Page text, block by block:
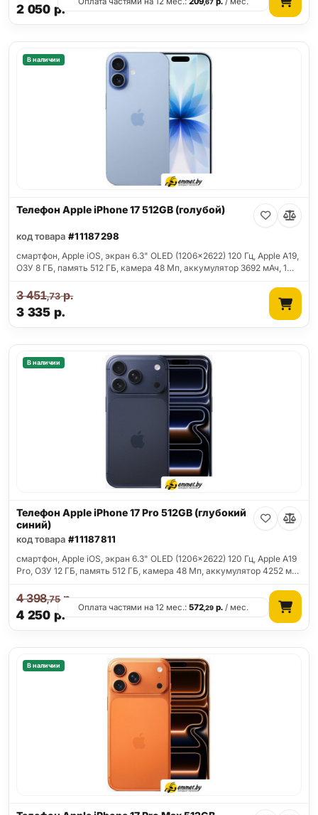
2 050 р.
,67
В наличии
Телефон Apple iPhone 17 512GB (голубой)
код товара #11187298
смартфон, Apple iOS, экран 6.3" OLED (1206x2622) 120 Гц, Apple A19,
ОЗУ 8 ГБ, память 512 ГБ, камера 48 Мп, аккумулятор 3692 мАч, 1…
3 335 р.
3 451,73р.
В наличии
Телефон Apple iPhone 17 Pro 512GB (глубокий
синий)
код товара #11187811
смартфон, Apple iOS, экран 6.3" OLED (1206x2622) 120 Гц, Apple A19
Pro, ОЗУ 12 ГБ, память 512 ГБ, камера 48 Мп, аккумулятор 4252 м…
4 250 р.
4 398,75р.
Оплата частями на 12 мес.:572,29 р. / мес.
В наличии